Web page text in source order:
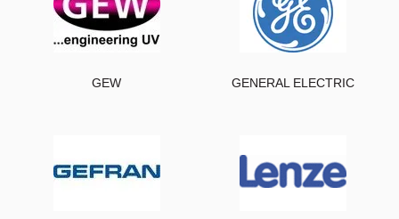
GEW GENERAL ELECTRIC